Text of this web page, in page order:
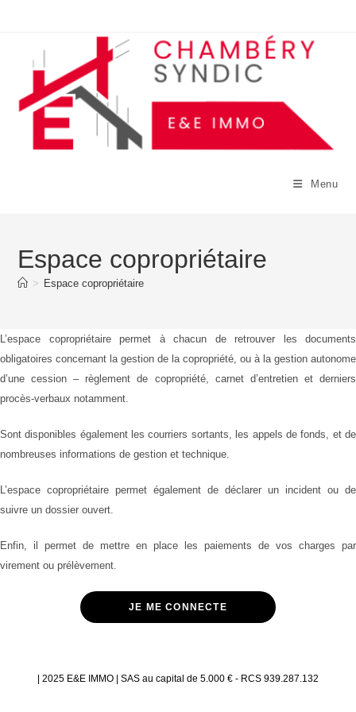
Menu
Espace copropriétaire
> Espace copropriétaire
L’espace copropriétaire permet à chacun de retrouver les documents
obligatoires concernant la gestion de la copropriété, ou à la gestion autonome
d’une cession – règlement de copropriété, carnet d’entretien et derniers
procès-verbaux notamment.
Sont disponibles également les courriers sortants, les appels de fonds, et de
nombreuses informations de gestion et technique.
L’espace copropriétaire permet également de déclarer un incident ou de
suivre un dossier ouvert.
Enfin, il permet de mettre en place les paiements de vos charges par
virement ou prélèvement.
JE ME CONNECTE
| 2025 E&E IMMO | SAS au capital de 5.000 € - RCS 939.287.132